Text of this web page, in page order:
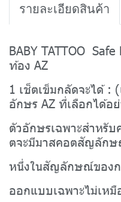
รายละเอียดสินค้า
BABY TATTOO
ท้อง AZ
1 เช็ตเข็มกลัดจะได้ :
อักษร AZ ที่เลือกได้อ
ตัวอักษรเฉพาะสำหรั
ตจะมีมาสคอตสัญลัก
หนึ่งในสัญลักษณ์ของก
ออกแบบเฉพาะไม่เหมื